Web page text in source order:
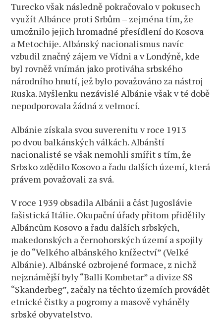
Turecko však následně pokračovalo v pokusech
využít Albánce proti Srbům – zejména tím, že
umožnilo jejich hromadné přesídlení do Kosova
a Metochije. Albánský nacionalismus navíc
vzbudil značný zájem ve Vídni a v Londýně, kde
byl rovněž vnímán jako protiváha srbského
národního hnutí, jež bylo považováno za nástroj
Ruska. Myšlenku nezávislé Albánie však v té době
nepodporovala žádná z velmocí.
Albánie získala svou suverenitu v roce 1913
po dvou balkánských válkách. Albánští
nacionalisté se však nemohli smířit s tím, že
Srbsko zdědilo Kosovo a řadu dalších území, která
právem považovali za svá.
V roce 1939 obsadila Albánii a část Jugoslávie
fašistická Itálie. Okupační úřady přitom přidělily
Albáncům Kosovo a řadu dalších srbských,
makedonských a černohorských území a spojily
je do “Velkého albánského knížectví” (Velké
Albánie). Albánské ozbrojené formace, z nichž
nejznámější byly “Balli Kombetar” a divize SS
“Skanderbeg”, začaly na těchto územích provádět
etnické čistky a pogromy a masově vyháněly
srbské obyvatelstvo.